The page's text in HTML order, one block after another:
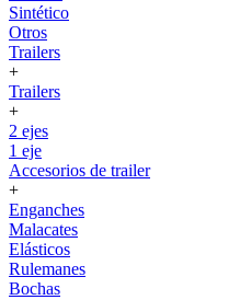
Sintético
Otros
Trailers
+
Trailers
+
2 ejes
1 eje
Accesorios de trailer
+
Enganches
Malacates
Elásticos
Rulemanes
Bochas